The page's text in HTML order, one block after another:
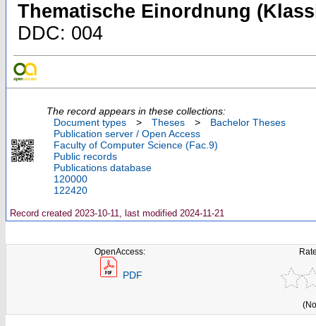
Thematische Einordnung
DDC: 004
The record appears in these collections:
Document types
> Theses >
Bachelor Theses
Publication server / Open Access
Faculty of Computer Science (Fac.9)
Public records
Publications database
120000
122420
Record created 2023-10-11, last modified 2024-11-21
OpenAccess:
PDF